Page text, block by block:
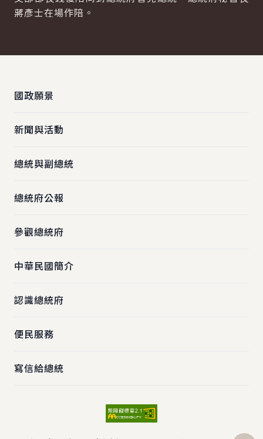
蔣彥士在場作陪。
國政願景
新聞與活動
總統與副總統
總統府公報
參觀總統府
中華民國簡介
認識總統府
便民服務
寫信給總統